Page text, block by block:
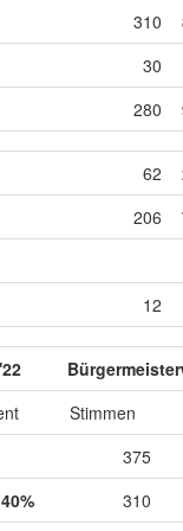
310
30
280
62
206
12
Stimmen
375
310